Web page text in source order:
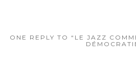
ONE REPLY TO “LE JAZZ